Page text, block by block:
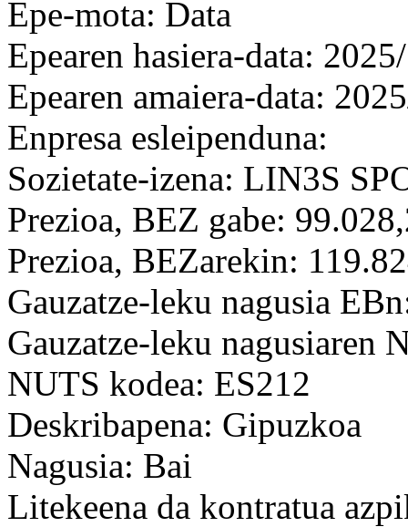
Epe-mota: Data
Epearen hasiera-data:
Epearen amaiera-data:
Enpresa esleipenduna:
Sozietate-izena: LIN3S
Prezioa, BEZ gabe:
Prezioa, BEZarekin:
Gauzatze-leku nagusia
Gauzatze-leku nagusiaren
NUTS kodea: ES212
Deskribapena: Gipuzkoa
Nagusia: Bai
Litekeena da kontratua